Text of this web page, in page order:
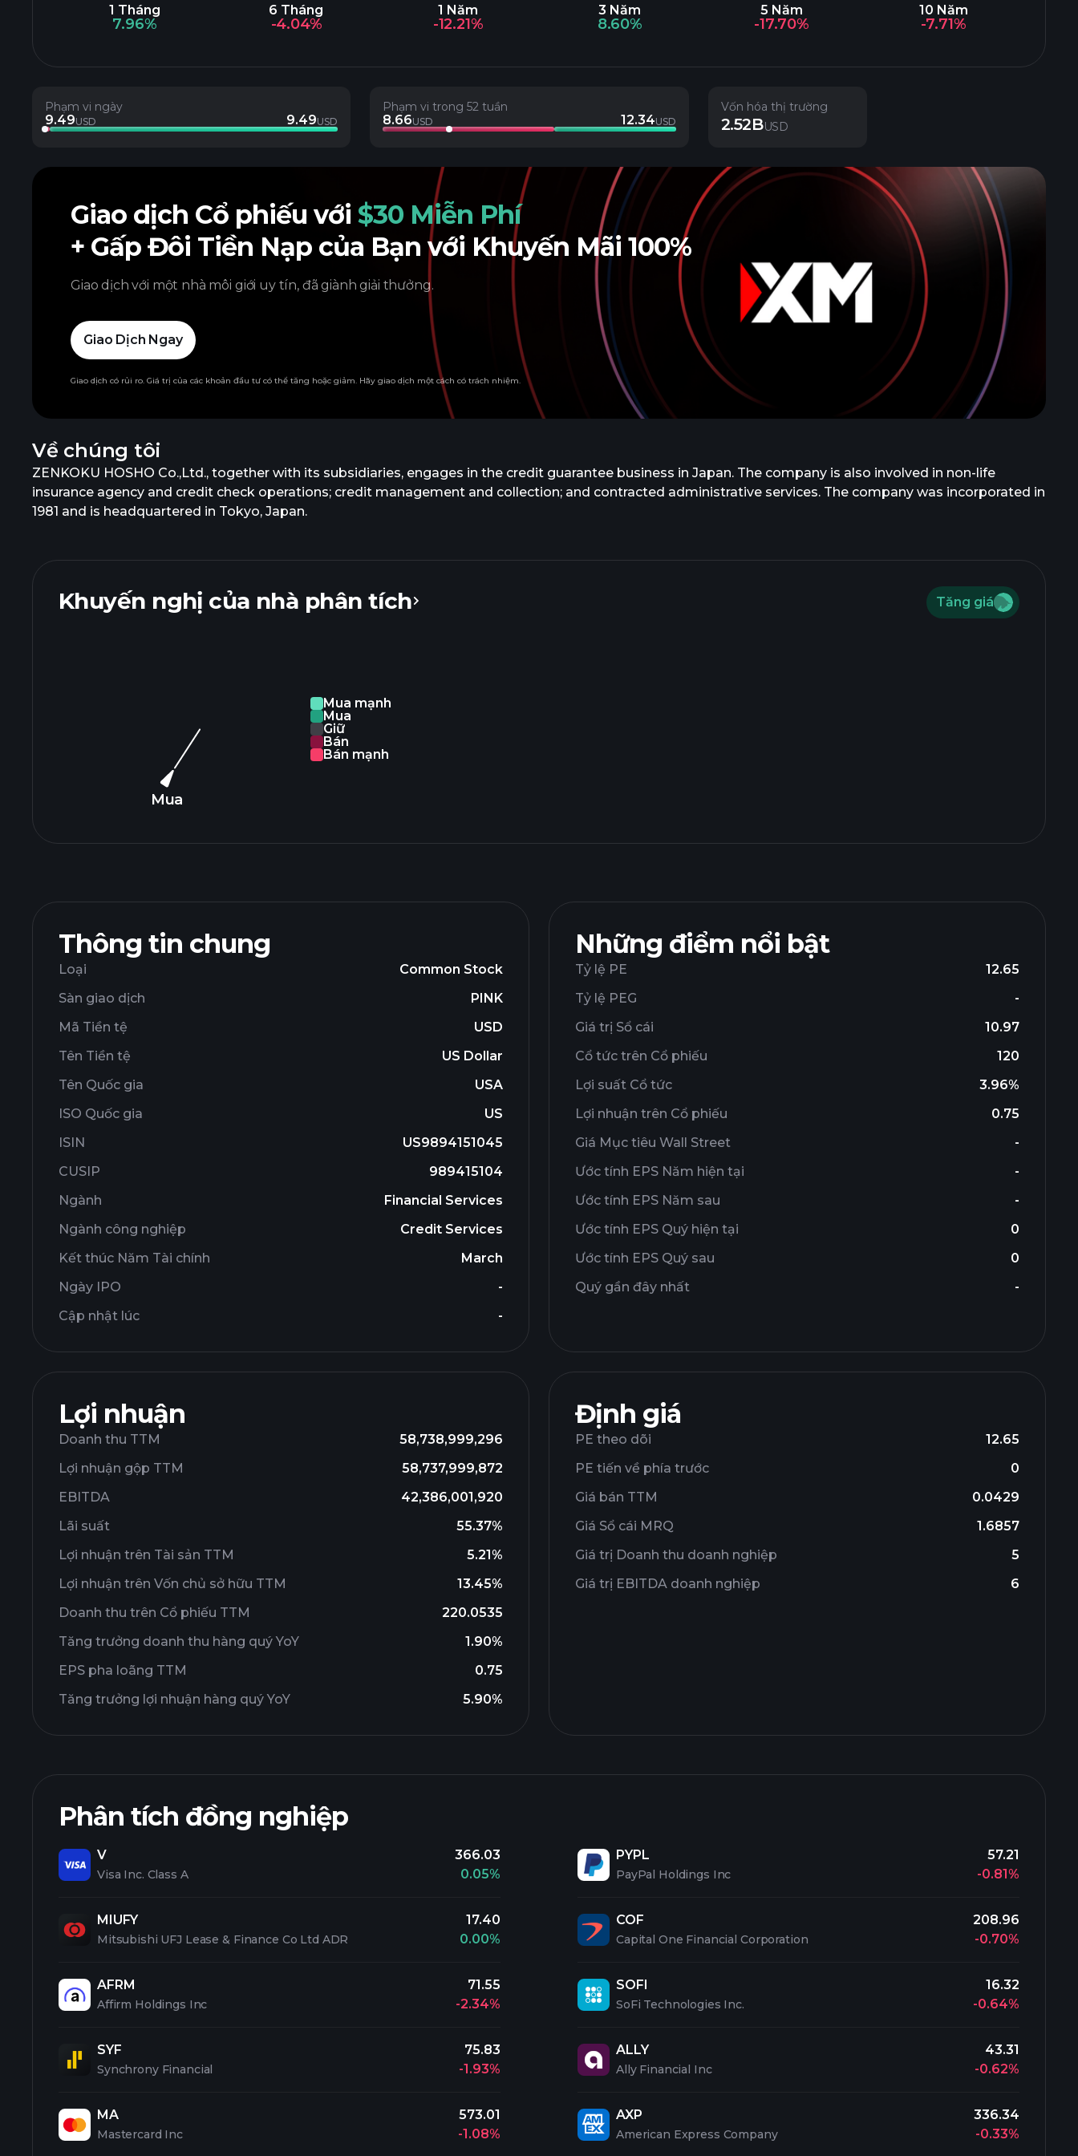
1 Tháng
7.96%
6 Tháng
-4.04%
1 Năm
-12.21%
3 Năm
8.60%
5 Năm
-17.70%
10 Năm
-7.71%
Khuyến nghị của nhà phân tích Tăng giá
Mua
Mua mạnh
Mua
Giữ
Bán
Bán mạnh
Phạm vi ngày
9.49USD 9.49USD
Phạm vi trong 52 tuần
8.66USD 12.34USD
Vốn hóa thị trường
2.52BUSD
Về chúng tôi
ZENKOKU HOSHO Co.,Ltd., together with its subsidiaries, engages in the credit guarantee business in Japan. The company is also involved in non-life
insurance agency and credit check operations; credit management and collection; and contracted administrative services. The company was incorporated in
1981 and is headquartered in Tokyo, Japan.
Thông tin chung
Loại
Common Stock
Sàn giao dịch
PINK
Mã Tiền tệ
USD
Tên Tiền tệ
US Dollar
Tên Quốc gia
USA
ISO Quốc gia
US
ISIN
US9894151045
CUSIP
989415104
Ngành
Financial Services
Ngành công nghiệp
Credit Services
Kết thúc Năm Tài chính
March
Ngày IPO
-
Cập nhật lúc
-
Những điểm nổi bật
Tỷ lệ PE
12.65
Tỷ lệ PEG
-
Giá trị Sổ cái
10.97
Cổ tức trên Cổ phiếu
120
Lợi suất Cổ tức
3.96%
Lợi nhuận trên Cổ phiếu
0.75
Giá Mục tiêu Wall Street
-
Ước tính EPS Năm hiện tại
-
Ước tính EPS Năm sau
-
Ước tính EPS Quý hiện tại
0
Ước tính EPS Quý sau
0
Quý gần đây nhất
-
Lợi nhuận
Doanh thu TTM
58,738,999,296
Lợi nhuận gộp TTM
58,737,999,872
EBITDA
42,386,001,920
Lãi suất
55.37%
Lợi nhuận trên Tài sản TTM
5.21%
Lợi nhuận trên Vốn chủ sở hữu TTM
13.45%
Doanh thu trên Cổ phiếu TTM
220.0535
Tăng trưởng doanh thu hàng quý YoY
1.90%
EPS pha loãng TTM
0.75
Tăng trưởng lợi nhuận hàng quý YoY
5.90%
Định giá
PE theo dõi
12.65
PE tiến về phía trước
0
Giá bán TTM
0.0429
Giá Sổ cái MRQ
1.6857
Giá trị Doanh thu doanh nghiệp
5
Giá trị EBITDA doanh nghiệp
6
Phân tích đồng nghiệp
V
Visa Inc. Class A
366.03
0.05%
MIUFY
Mitsubishi UFJ Lease & Finance Co Ltd ADR
17.40
0.00%
AFRM
Affirm Holdings Inc
71.55
-2.34%
SYF
Synchrony Financial
75.83
-1.93%
MA
Mastercard Inc
573.01
-1.08%
PYPL
PayPal Holdings Inc
57.21
-0.81%
COF
Capital One Financial Corporation
208.96
-0.70%
SOFI
SoFi Technologies Inc.
16.32
-0.64%
ALLY
Ally Financial Inc
43.31
-0.62%
AXP
American Express Company
336.34
-0.33%
Giao dịch Cổ phiếu với $30 Miễn Phí
+ Gấp Đôi Tiền Nạp của Bạn với Khuyến Mãi 100%
Giao dịch với một nhà môi giới uy tín, đã giành giải thưởng.
Giao Dịch Ngay
Giao dịch có rủi ro. Giá trị của các khoản đầu tư có thể tăng hoặc giảm. Hãy giao dịch một cách có trách nhiệm.